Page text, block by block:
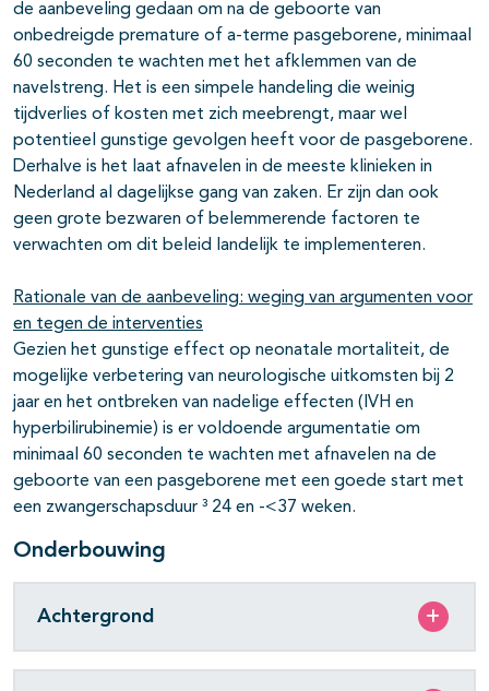
de aanbeveling gedaan om na de geboorte van
onbedreigde premature of a-terme pasgeborene, minimaal
60 seconden te wachten met het afklemmen van de
navelstreng. Het is een simpele handeling die weinig
tijdverlies of kosten met zich meebrengt, maar wel
potentieel gunstige gevolgen heeft voor de pasgeborene.
Derhalve is het laat afnavelen in de meeste klinieken in
Nederland al dagelijkse gang van zaken. Er zijn dan ook
geen grote bezwaren of belemmerende factoren te
verwachten om dit beleid landelijk te implementeren.
Rationale van de aanbeveling: weging van argumenten voor
en tegen de interventies
Gezien het gunstige effect op neonatale mortaliteit, de
mogelijke verbetering van neurologische uitkomsten bij 2
jaar en het ontbreken van nadelige effecten (IVH en
hyperbilirubinemie) is er voldoende argumentatie om
minimaal 60 seconden te wachten met afnavelen na de
geboorte van een pasgeborene met een goede start met
een zwangerschapsduur ³ 24 en -<37 weken.
Onderbouwing
Achtergrond